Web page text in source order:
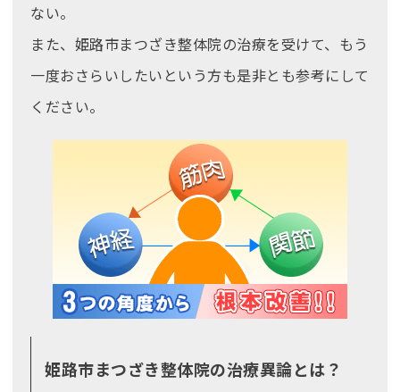
ない。
また、姫路市まつざき整体院の治療を受けて、もう
一度おさらいしたいという方も是非とも参考にして
ください。
姫路市まつざき整体院の治療異論とは？